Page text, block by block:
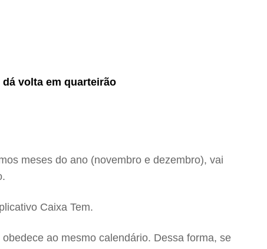
volta em quarteirão
meses do ano (novembro e dezembro), vai
Caixa Tem.
ao mesmo calendário. Dessa forma, se